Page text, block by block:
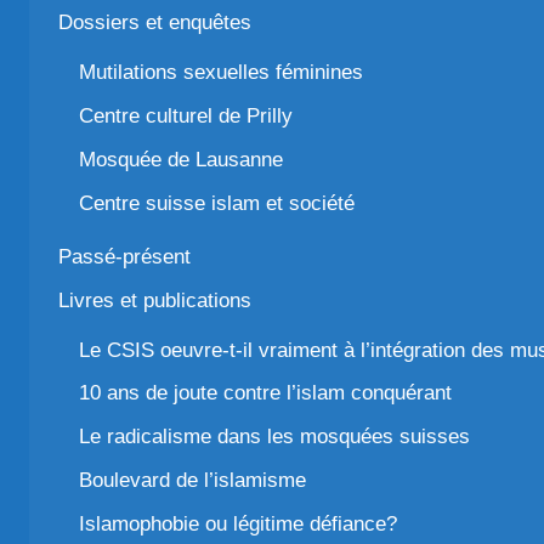
Dossiers et enquêtes
Mutilations sexuelles féminines
Centre culturel de Prilly
Mosquée de Lausanne
Centre suisse islam et société
Passé-présent
Livres et publications
Le CSIS oeuvre-t-il vraiment à l’intégration des
10 ans de joute contre l’islam conquérant
Le radicalisme dans les mosquées suisses
Boulevard de l’islamisme
Islamophobie ou légitime défiance?